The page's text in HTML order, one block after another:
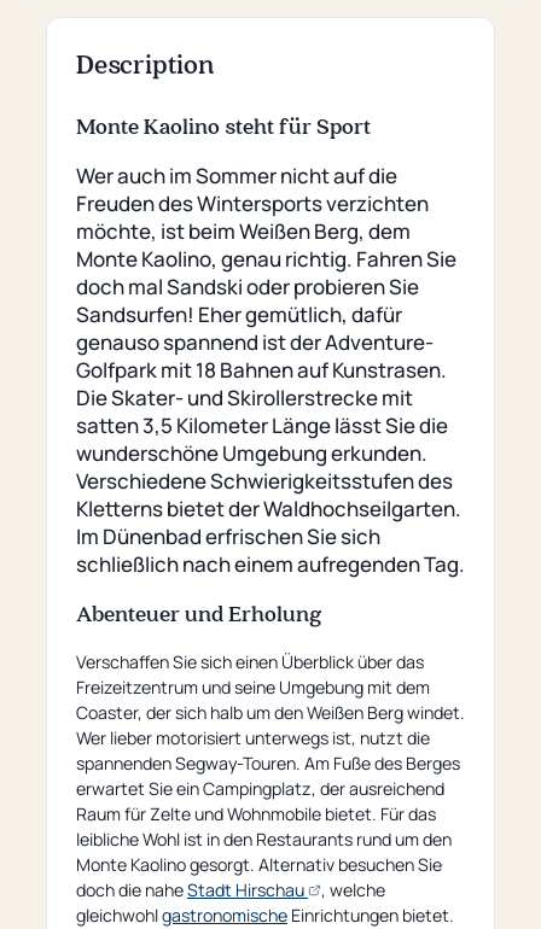
Description
Monte Kaolino steht für Sport
Wer auch im Sommer nicht auf die
Freuden des Wintersports verzichten
möchte, ist beim Weißen Berg, dem
Monte Kaolino, genau richtig. Fahren Sie
doch mal Sandski oder probieren Sie
Sandsurfen! Eher gemütlich, dafür
genauso spannend ist der Adventure-
Golfpark mit 18 Bahnen auf Kunstrasen.
Die Skater- und Skirollerstrecke mit
satten 3,5 Kilometer Länge lässt Sie die
wunderschöne Umgebung erkunden.
Verschiedene Schwierigkeitsstufen des
Kletterns bietet der Waldhochseilgarten.
Im Dünenbad erfrischen Sie sich
schließlich nach einem aufregenden Tag.
Abenteuer und Erholung
Verschaffen Sie sich einen Überblick über das
Freizeitzentrum und seine Umgebung mit dem
Coaster, der sich halb um den Weißen Berg windet.
Wer lieber motorisiert unterwegs ist, nutzt die
spannenden Segway-Touren. Am Fuße des Berges
erwartet Sie ein Campingplatz, der ausreichend
Raum für Zelte und Wohnmobile bietet. Für das
leibliche Wohl ist in den Restaurants rund um den
Monte Kaolino gesorgt. Alternativ besuchen Sie
doch die naheStadt Hirschau
(opens
an
, welche
gleichwohlgastronomische Einrichtungen bietet.